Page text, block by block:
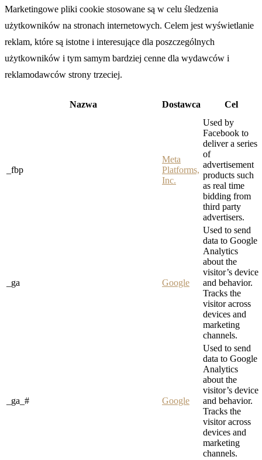
Marketingowe pliki cookie stosowane są w celu śledzenia
użytkowników na stronach internetowych. Celem jest wyświetlanie
reklam, które są istotne i interesujące dla poszczególnych
użytkowników i tym samym bardziej cenne dla wydawców i
reklamodawców strony trzeciej.
Nazwa Dostawca Cel
_fbp
Meta
Platforms,
Inc.
Used by
Facebook to
deliver a series
of
advertisement
products such
as real time
bidding from
third party
advertisers.
_ga Google
Used to send
data to Google
Analytics
about the
visitor’s device
and behavior.
Tracks the
visitor across
devices and
marketing
channels.
_ga_# Google
Used to send
data to Google
Analytics
about the
visitor’s device
and behavior.
Tracks the
visitor across
devices and
marketing
channels.